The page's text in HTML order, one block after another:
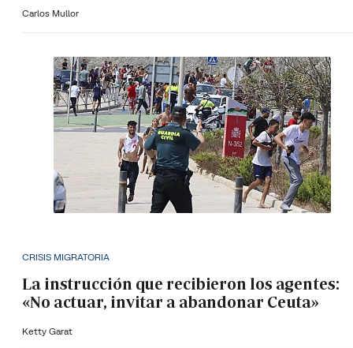
Carlos Mullor
CRISIS MIGRATORIA
La instrucción que recibieron los agentes:
«No actuar, invitar a abandonar Ceuta»
Ketty Garat